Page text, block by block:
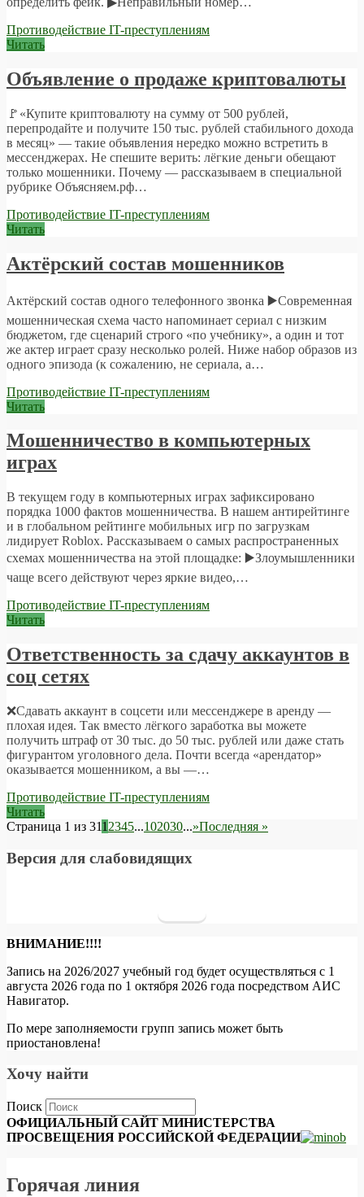
Противодействие IT-преступлениям
Читать
Объявление о продаже криптовалюты
🚩«Купите криптовалюту на сумму от 500 рублей,
перепродайте и получите 150 тыс. рублей стабильного дохода
в месяц» — такие объявления нередко можно встретить в
мессенджерах. Не спешите верить: лёгкие деньги обещают
только мошенники. Почему — рассказываем в специальной
рубрике Объясняем.рф…
Противодействие IT-преступлениям
Читать
Актёрский состав мошенников
Актёрский состав одного телефонного звонка ▶️Современная
мошенническая схема часто напоминает сериал с низким
бюджетом, где сценарий строго «по учебнику», а один и тот
же актер играет сразу несколько ролей. Ниже набор образов из
одного эпизода (к сожалению, не сериала, а…
Противодействие IT-преступлениям
Читать
Мошенничество в компьютерных
играх
В текущем году в компьютерных играх зафиксировано
порядка 1000 фактов мошенничества. В нашем антирейтинге
и в глобальном рейтинге мобильных игр по загрузкам
лидирует Roblox. Рассказываем о самых распространенных
схемах мошенничества на этой площадке: ▶️Злоумышленники
чаще всего действуют через яркие видео,…
Противодействие IT-преступлениям
Читать
Ответственность за сдачу аккаунтов в
соц сетях
❌Сдавать аккаунт в соцсети или мессенджере в аренду —
плохая идея. Так вместо лёгкого заработка вы можете
получить штраф от 30 тыс. до 50 тыс. рублей или даже стать
фигурантом уголовного дела. Почти всегда «арендатор»
оказывается мошенником, а вы —…
Противодействие IT-преступлениям
Читать
Страница 1 из 311 2345...102030...»Последняя »
Версия для слабовидящих
ВНИМАНИЕ!!!!
Запись на 2026/2027 учебный год будет осуществляться с 1
августа 2026 года по 1 октября 2026 года посредством АИС
Навигатор.
По мере заполняемости групп запись может быть
приостановлена!
Хочу найти
Поиск
ОФИЦИАЛЬНЫЙ САЙТ МИНИСТЕРСТВА
ПРОСВЕЩЕНИЯ РОССИЙСКОЙ ФЕДЕРАЦИИ
Горячая линия